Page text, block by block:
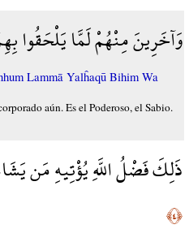
وَآخَرِينَ مِنْهُمْ لَمَّا يَلْحَقُوا
Lammā Yalĥaqū Bihim Wa
aún. Es el Poderoso, el Sabio.
ذَلِكَ فَضْلُ اللَّهِ يُؤْتِيهِ مَن
﴿٤﴾